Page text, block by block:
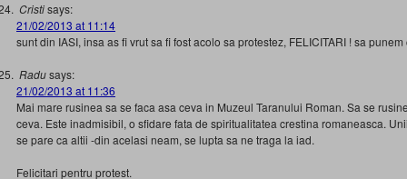
Cristisays:
21/02/2013 at 11:14
sunt din IASI, insa as fi vrut sa fi fost acolo sa protestez, FELICITARI ! sa
Radusays:
21/02/2013 at 11:36
Mai mare rusinea sa se faca asa ceva in Muzeul Taranului Roman. Sa se
ceva. Este inadmisibil, o sfidare fata de spiritualitatea crestina romaneasca.
se pare ca altii -din acelasi neam, se lupta sa ne traga la iad.
Felicitari pentru protest.